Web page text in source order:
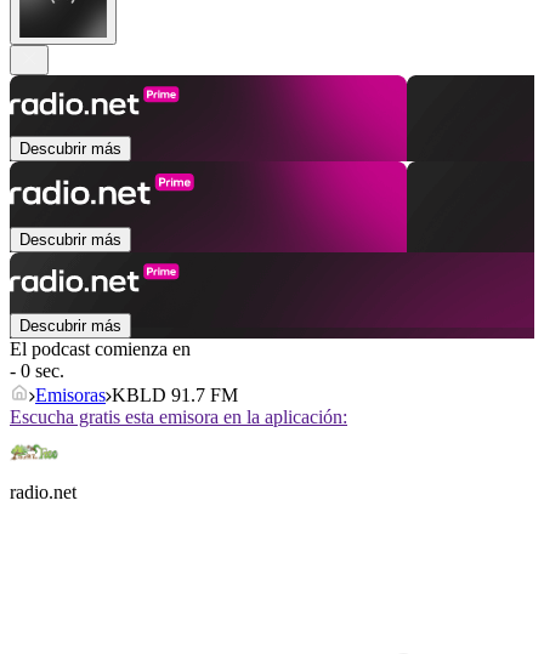
Descubrir más
Descubrir más
Descubrir más
El podcast comienza en
- 0 sec.
Emisoras KBLD 91.7 FM
Escucha gratis esta emisora en la aplicación:
radio.net